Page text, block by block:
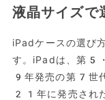
液晶サイズで
iPadケースの選び
す。iPadは、第
9年発売の第7
21年に発売され